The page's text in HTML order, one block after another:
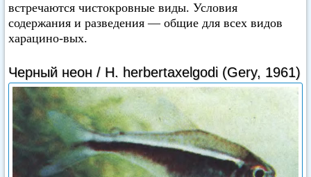
встречаются чистокровные виды. Условия
содержания и разведения — общие для всех видов
харацино-вых.
Черный неон / Н. herbertaxelgodi (Gery, 1961)